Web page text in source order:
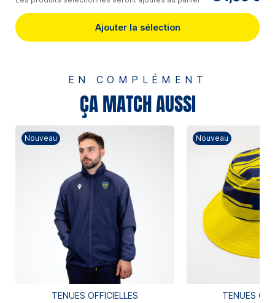
Ajouter la sélection
EN COMPLÉMENT
ÇA MATCH AUSSI
Nouveau
TENUES OFFICIELLES
Nouveau
TENUES